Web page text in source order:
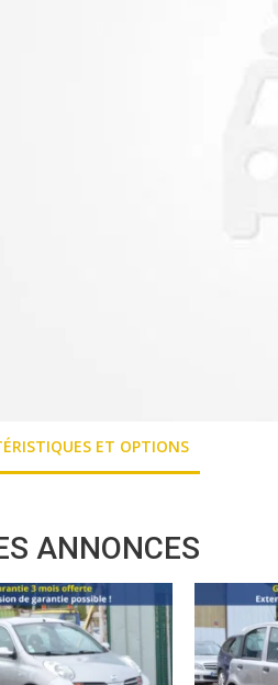
ET OPTIONS
ANNONCES